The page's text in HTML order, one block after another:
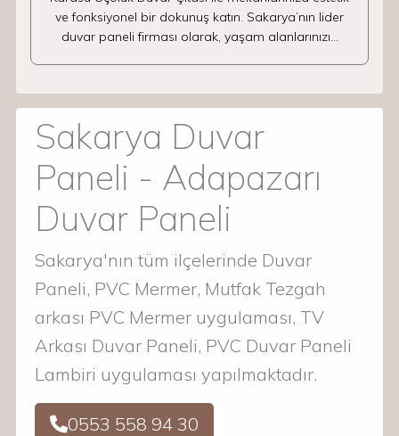
ve fonksiyonel bir dokunuş katın. Sakarya’nın lider
duvar paneli firması olarak, yaşam alanlarınızı…
Sakarya Duvar
Paneli - Adapazarı
Duvar Paneli
Sakarya'nın tüm ilçelerinde Duvar
Paneli, PVC Mermer, Mutfak Tezgah
arkası PVC Mermer uygulaması, TV
Arkası Duvar Paneli, PVC Duvar Paneli
Lambiri uygulaması yapılmaktadır.
0553 558 94 30